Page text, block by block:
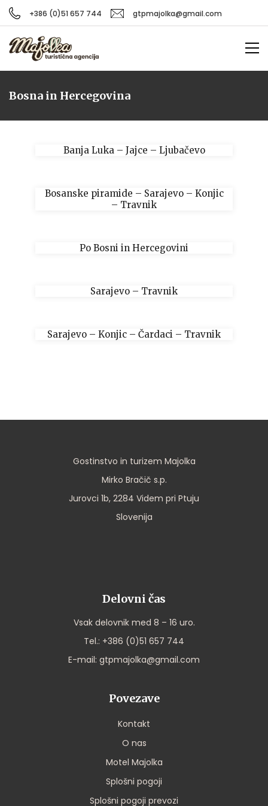
+386 (0)51 657 744 gtpmajolka@gmail.com
Bosna in Hercegovina
Banja Luka – Jajce – Ljubačevo
Bosanske piramide – Sarajevo – Konjic
– Travnik
Po Bosni in Hercegovini
Sarajevo – Travnik
Sarajevo – Konjic – Čardaci – Travnik
Gostinstvo in turizem Majolka
Mirko Bračič s.p.
Jurovci 1b, 2284 Videm pri Ptuju
Slovenija
Delovni čas
Vsak delovnik med 8 – 16 uro.
Tel.: +386 (0)51 657 744
E-mail: gtpmajolka@gmail.com
Povezave
Kontakt
O nas
Motel Majolka
Splošni pogoji
Splošni pogoji prevozi